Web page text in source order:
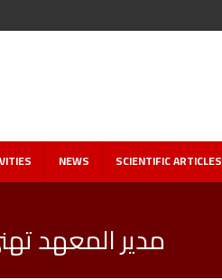
NEWS SCIENTIFIC ARTICLES
مدير المعهد